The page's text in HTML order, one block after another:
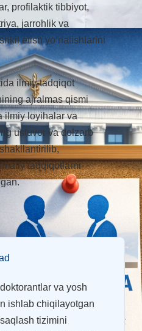
Impuls Tibbiyot Instituti
maqsad Boshqaruv
va litsenziyalarMe’yoriy
profilaktik tibbiyot,
jarrohlik va
etish yo‘nalishlarini
ilmiy-tadqiqot
ajralmas qismi
ilmiy loyihalar va
ustuvor va dolzarb
tadqiqotlarni
va yosh
ishlab chiqilayotgan
tizimini